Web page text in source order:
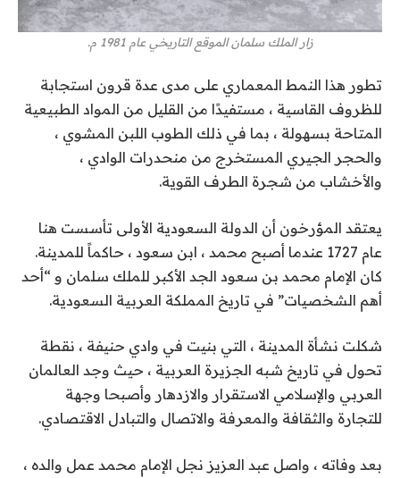
زار الملك سلمان الموقع التاريخي عام 1981 م.
تطور هذا النمط المعماري على مدى عدة قرون استجابة
للظروف القاسية ، مستفيدًا من القليل من المواد الطبيعية
المتاحة بسهولة ، بما في ذلك الطوب اللبن المشوي ،
والحجر الجيري المستخرج من منحدرات الوادي ،
والأخشاب من شجرة الطرف القوية.
يعتقد المؤرخون أن الدولة السعودية الأولى تأسست هنا
عام 1727 عندما أصبح محمد ، ابن سعود ، حاكماً للمدينة.
كان الإمام محمد بن سعود الجد الأكبر للملك سلمان و “أحد
أهم الشخصيات” في تاريخ المملكة العربية السعودية.
شكلت نشأة المدينة ، التي بنيت في وادي حنيفة ، نقطة
تحول في تاريخ شبه الجزيرة العربية ، حيث وجد العالمان
العربي والإسلامي الاستقرار والازدهار وأصبحا وجهة
للتجارة والثقافة والمعرفة والاتصال والتبادل الاقتصادي.
بعد وفاته ، واصل عبد العزيز نجل الإمام محمد عمل والده ،